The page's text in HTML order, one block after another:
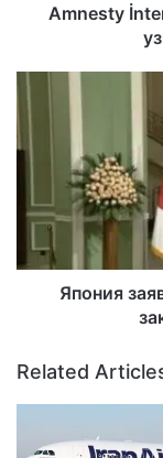
Amnesty
Япония
Related